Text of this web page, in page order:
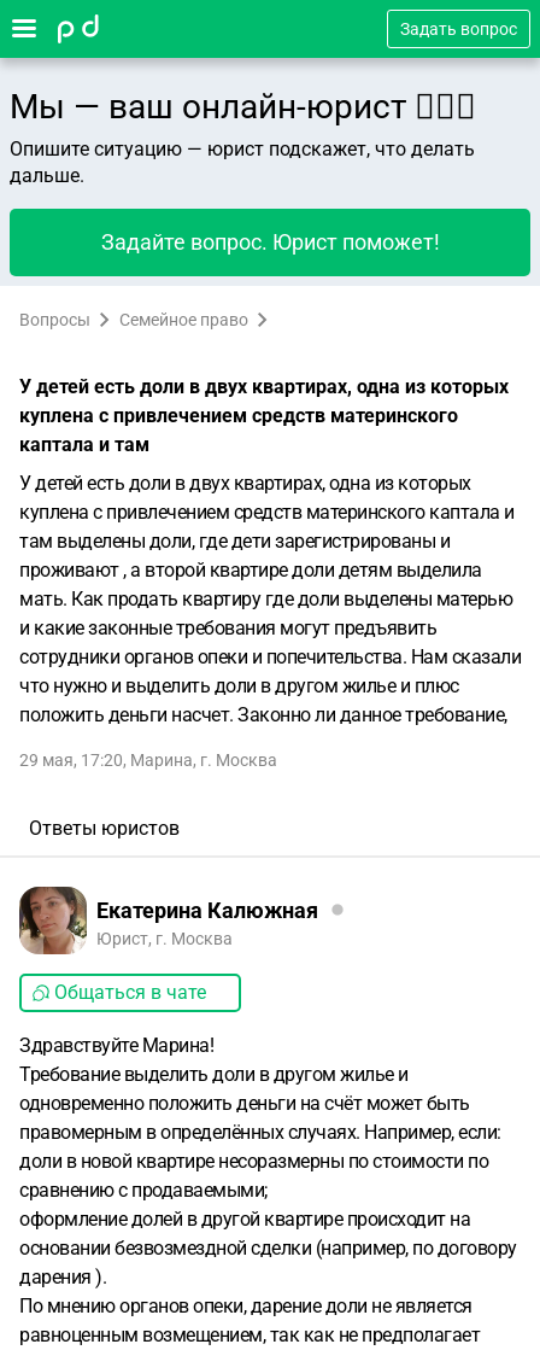
Задать вопрос
Мы — ваш онлайн-юрист 👨🏻‍⚖️
Опишите ситуацию — юрист подскажет, что делать
дальше.
Задайте вопрос. Юрист поможет!
Вопросы Семейное право
У детей есть доли в двух квартирах, одна из которых
куплена с привлечением средств материнского
каптала и там
У детей есть доли в двух квартирах, одна из которых
куплена с привлечением средств материнского каптала и
там выделены доли, где дети зарегистрированы и
проживают , а второй квартире доли детям выделила
мать. Как продать квартиру где доли выделены матерью
и какие законные требования могут предъявить
сотрудники органов опеки и попечительства. Нам сказали
что нужно и выделить доли в другом жилье и плюс
положить деньги насчет. Законно ли данное требование,
29 мая, 17:20, Марина, г. Москва
Ответы юристов
Екатерина Калюжная
Юрист, г. Москва
Общаться в чате
Здравствуйте Марина!
Требование выделить доли в другом жилье и
одновременно положить деньги на счёт может быть
правомерным в определённых случаях. Например, если:
доли в новой квартире несоразмерны по стоимости по
сравнению с продаваемыми;
оформление долей в другой квартире происходит на
основании безвозмездной сделки (например, по договору
дарения ).
По мнению органов опеки, дарение доли не является
равноценным возмещением, так как не предполагает